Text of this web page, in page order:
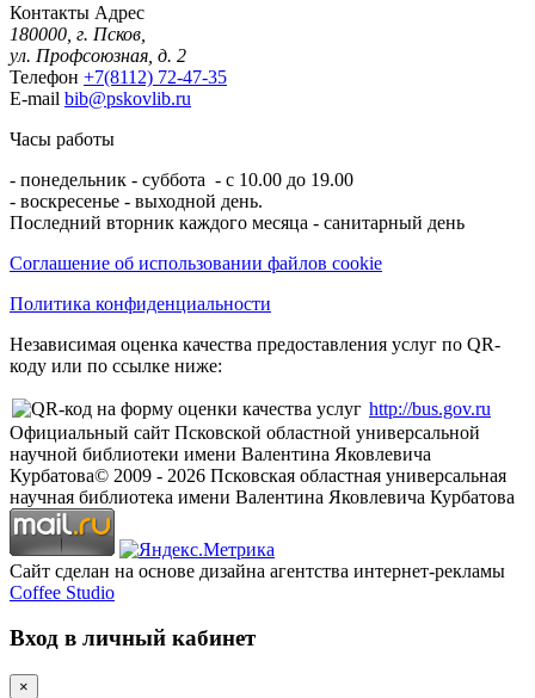
Контакты Адрес
180000, г. Псков,
ул. Профсоюзная, д. 2
Телефон +7(8112) 72-47-35
E-mail bib@pskovlib.ru
Часы работы
- понедельник - суббота - с 10.00 до 19.00
- воскресенье - выходной день.
Последний вторник каждого месяца - санитарный день
Соглашение об использовании файлов cookie
Политика конфиденциальности
Независимая оценка качества предоставления услуг по QR-
коду или по ссылке ниже:
http://bus.gov.ru
Официальный сайт Псковской областной универсальной
научной библиотеки имени Валентина Яковлевича
Курбатова© 2009 - 2026 Псковская областная универсальная
научная библиотека имени Валентина Яковлевича Курбатова
Сайт сделан на основе дизайна агентства интернет-рекламы
Coffee Studio
Вход в личный кабинет
×